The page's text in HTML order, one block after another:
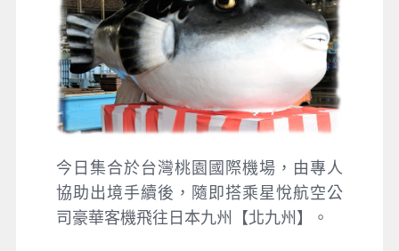
今日集合於台灣桃園國際機場，由專人
協助出境手續後，隨即搭乘星悅航空公
司豪華客機飛往日本九州【北九州】。